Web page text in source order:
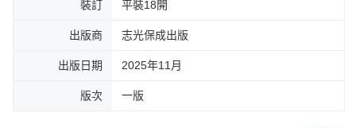
裝訂 平裝18開
出版商 志光保成出版
出版日期 2025年11月
版次 一版